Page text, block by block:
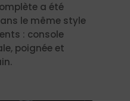
a été
le même style
: console
poignée et